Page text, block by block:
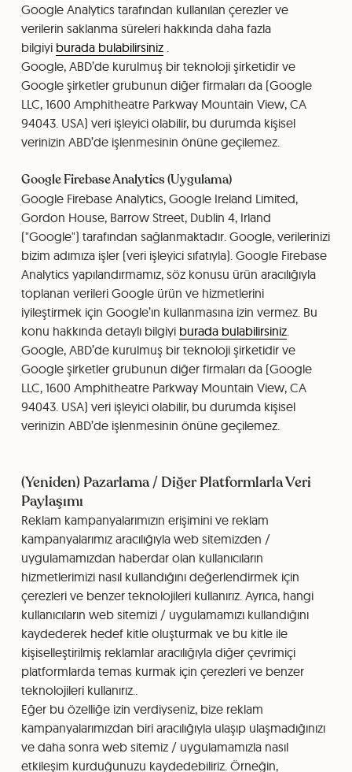
Google Analytics tarafından kullanılan çerezler ve
verilerin saklanma süreleri hakkında daha fazla
bilgiyi burada bulabilirsiniz.
Google, ABD’de kurulmuş bir teknoloji şirketidir ve
Google şirketler grubunun diğer firmaları da (Google
LLC, 1600 Amphitheatre Parkway Mountain View, CA
94043. USA) veri işleyici olabilir, bu durumda kişisel
verinizin ABD’de işlenmesinin önüne geçilemez.
Google Firebase Analytics (Uygulama)
Google Firebase Analytics, Google Ireland Limited,
Gordon House, Barrow Street, Dublin 4, Irland
("Google") tarafından sağlanmaktadır. Google, verilerinizi
bizim adımıza işler (veri işleyici sıfatıyla). Google Firebase
Analytics yapılandırmamız, söz konusu ürün aracılığıyla
toplanan verileri Google ürün ve hizmetlerini
iyileştirmek için Google’ın kullanmasına izin vermez. Bu
konu hakkında detaylı bilgiyi burada bulabilirsiniz.
Google, ABD’de kurulmuş bir teknoloji şirketidir ve
Google şirketler grubunun diğer firmaları da (Google
LLC, 1600 Amphitheatre Parkway Mountain View, CA
94043. USA) veri işleyici olabilir, bu durumda kişisel
verinizin ABD’de işlenmesinin önüne geçilemez.
(Yeniden) Pazarlama / Diğer Platformlarla Veri
Paylaşımı
Reklam kampanyalarımızın erişimini ve reklam
kampanyalarımız aracılığıyla web sitemizden /
uygulamamızdan haberdar olan kullanıcıların
hizmetlerimizi nasıl kullandığını değerlendirmek için
çerezleri ve benzer teknolojileri kullanırız. Ayrıca, hangi
kullanıcıların web sitemizi / uygulamamızı kullandığını
kaydederek hedef kitle oluşturmak ve bu kitle ile
kişiselleştirilmiş reklamlar aracılığıyla diğer çevrimiçi
platformlarda temas kurmak için çerezleri ve benzer
teknolojileri kullanırız..
Eğer bu özelliğe izin verdiyseniz, bize reklam
kampanyalarımızdan biri aracılığıyla ulaşıp ulaşmadığınızı
ve daha sonra web sitemiz / uygulamamızla nasıl
etkileşim kurduğunuzu kaydedebiliriz. Örneğin,